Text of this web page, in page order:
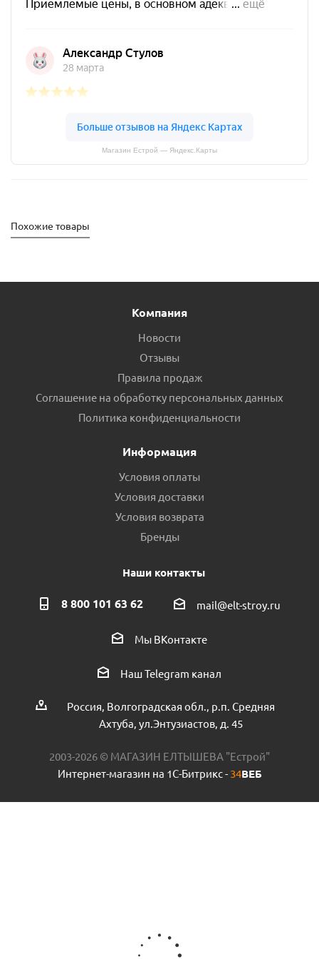
Магазин Естрой — Яндекс.Карты
Похожие товары
пр.Россия
Есть в наличии (2)
Есть в наличии (10)
Компания
Новости
Отзывы
Правила продаж
Соглашение на обработку персональных данных
Политика конфиденциальности
Информация
Условия оплаты
Условия доставки
Условия возврата
Бренды
Наши контакты
8 800 101 63 62 mail@elt-stroy.ru
Мы ВКонтакте
Наш Telegram канал
Россия, Волгоградская обл., р.п. Средняя
Ахтуба, ул.Энтузиастов, д. 45
2003-2026 © МАГАЗИН ЕЛТЫШЕВА "Естрой"
Интернет-магазин на 1С-Битрикс - 34ВЕБ